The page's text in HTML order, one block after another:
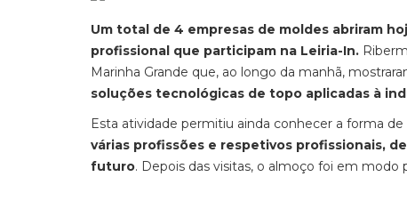
Um total de 4 empresas de moldes abriram
profissional que participam na Leiria-In.
Marinha Grande que, ao longo da manhã,
soluções tecnológicas de topo aplicadas à
Esta atividade permitiu ainda conhecer a forma
várias profissões e respetivos profissionais,
futuro. Depois das visitas, o almoço foi em modo